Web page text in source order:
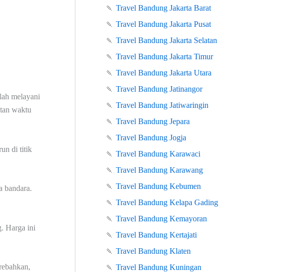
melayani
waktu
di titik
bandara.
Harga ini
🍡 Travel Bandung Jakarta Barat
🍡 Travel Bandung Jakarta Pusat
🍡 Travel Bandung Jakarta Selatan
🍡 Travel Bandung Jakarta Timur
🍡 Travel Bandung Jakarta Utara
🍡 Travel Bandung Jatinangor
🍡 Travel Bandung Jatiwaringin
🍡 Travel Bandung Jepara
🍡 Travel Bandung Jogja
🍡 Travel Bandung Karawaci
🍡 Travel Bandung Karawang
🍡 Travel Bandung Kebumen
🍡 Travel Bandung Kelapa Gading
🍡 Travel Bandung Kemayoran
🍡 Travel Bandung Kertajati
🍡 Travel Bandung Klaten
🍡 Travel Bandung Kuningan